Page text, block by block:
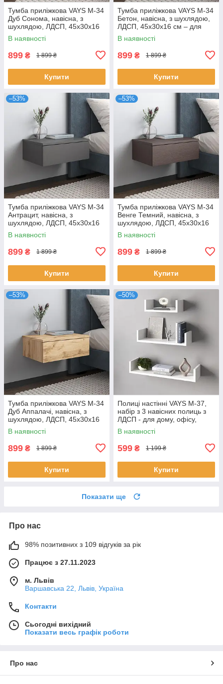
Тумба приліжкова VAYS M-34
Дуб Сонома, навісна, з
шухлядою, ЛДСП, 45х30х16
см – для спальні
В наявності
899 ₴ 1 899 ₴
Купити
Тумба приліжкова VAYS M-34
Бетон, навісна, з шухлядою,
ЛДСП, 45х30х16 см – для
спальні
В наявності
899 ₴ 1 899 ₴
Купити
–53%
Тумба приліжкова VAYS M-34
Антрацит, навісна, з
шухлядою, ЛДСП, 45х30х16
см – для спальні
В наявності
899 ₴ 1 899 ₴
Купити
–53%
Тумба приліжкова VAYS M-34
Венге Темний, навісна, з
шухлядою, ЛДСП, 45х30х16
см – для спальні
В наявності
899 ₴ 1 899 ₴
Купити
–53%
Тумба приліжкова VAYS M-34
Дуб Аппалачі, навісна, з
шухлядою, ЛДСП, 45х30х16
см – для спальні
В наявності
899 ₴ 1 899 ₴
Купити
–50%
Полиці настінні VAYS M-37,
набір з 3 навісних полиць з
ЛДСП - для дому, офісу,
вітальні
В наявності
599 ₴ 1 199 ₴
Купити
Показати ще
Про нас
98% позитивних з 109 відгуків за рік
Працює з 27.11.2023
м. Львів
Варшавська 22, Львів, Україна
Контакти
Сьогодні вихідний
Показати весь графік роботи
Про нас